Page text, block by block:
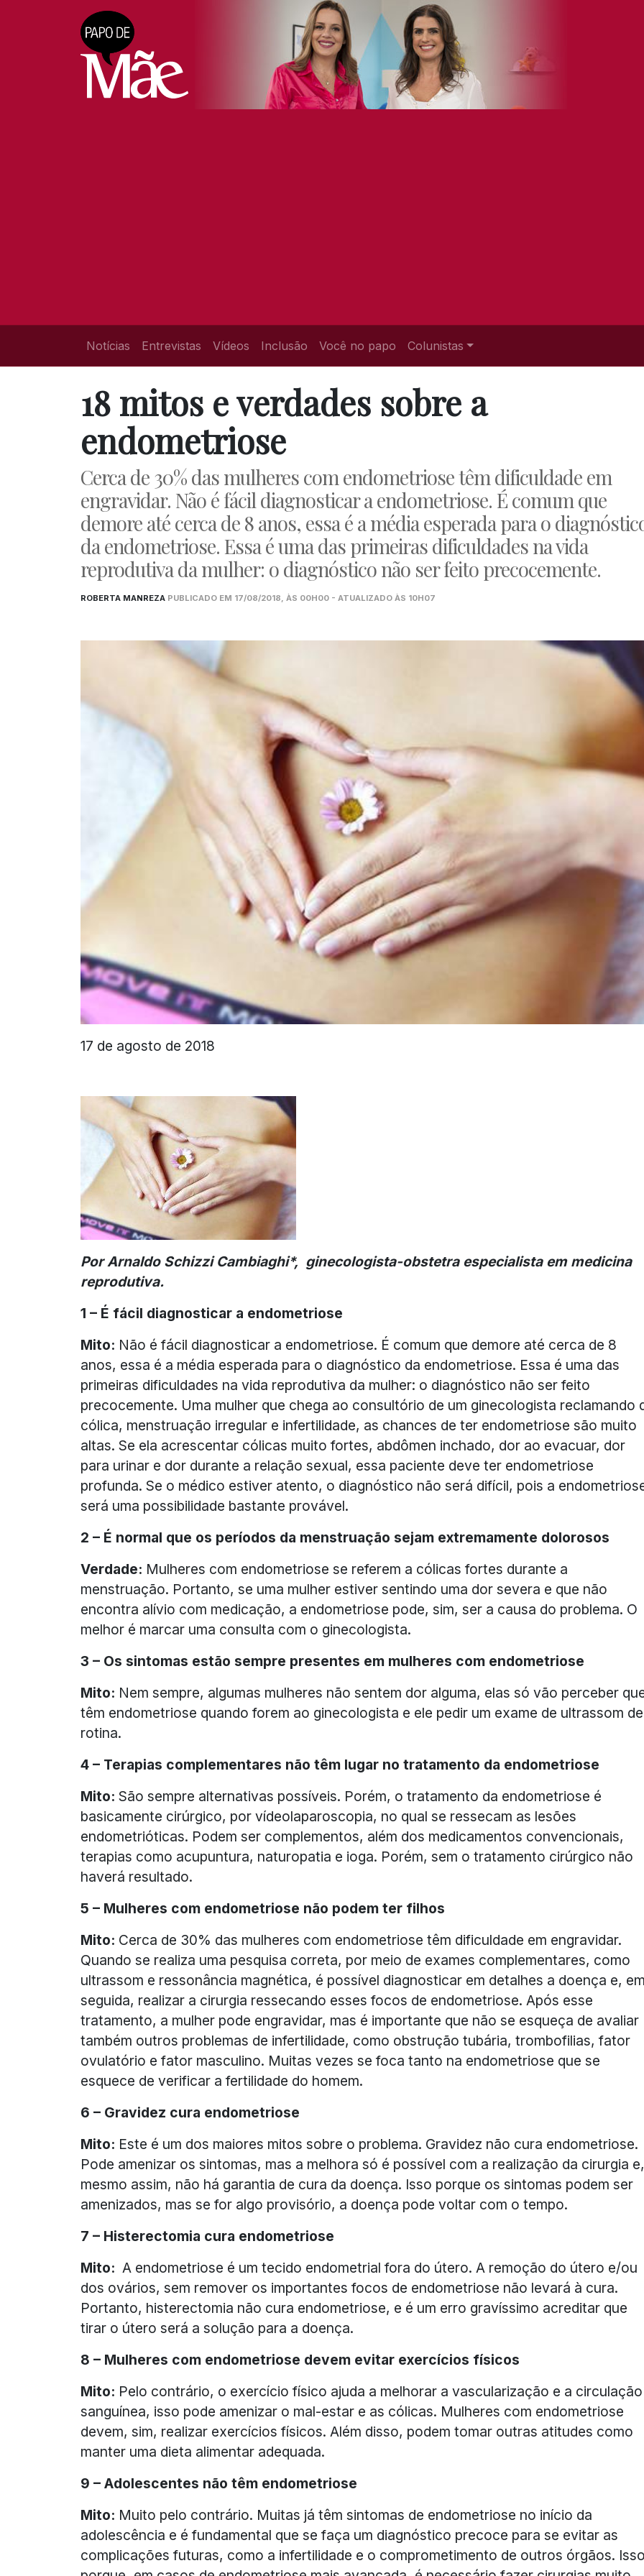
Notícias Entrevistas Vídeos Inclusão Você no papo Colunistas
18 mitos e verdades sobre a
endometriose
Cerca de 30% das mulheres com endometriose têm dificuldade em
engravidar. Não é fácil diagnosticar a endometriose. É comum que
demore até cerca de 8 anos, essa é a média esperada para o
da endometriose. Essa é uma das primeiras dificuldades na vida
reprodutiva da mulher: o diagnóstico não ser feito precocemente.
ROBERTA MANREZA PUBLICADO EM 17/08/2018, ÀS 00H00 - ATUALIZADO ÀS 10H07
17 de agosto de 2018
Por Arnaldo Schizzi Cambiaghi*, ginecologista-obstetra especialista em medicina
reprodutiva.
1 – É fácil diagnosticar a endometriose
Mito: Não é fácil diagnosticar a endometriose. É comum que demore até cerca de 8
anos, essa é a média esperada para o diagnóstico da endometriose. Essa é uma das
primeiras dificuldades na vida reprodutiva da mulher: o diagnóstico não ser feito
precocemente. Uma mulher que chega ao consultório de um ginecologista reclamando
cólica, menstruação irregular e infertilidade, as chances de ter endometriose são muito
altas. Se ela acrescentar cólicas muito fortes, abdômen inchado, dor ao evacuar, dor
para urinar e dor durante a relação sexual, essa paciente deve ter endometriose
profunda. Se o médico estiver atento, o diagnóstico não será difícil, pois a
será uma possibilidade bastante provável.
2 – É normal que os períodos da menstruação sejam extremamente dolorosos
Verdade: Mulheres com endometriose se referem a cólicas fortes durante a
menstruação. Portanto, se uma mulher estiver sentindo uma dor severa e que não
encontra alívio com medicação, a endometriose pode, sim, ser a causa do problema. O
melhor é marcar uma consulta com o ginecologista.
3 – Os sintomas estão sempre presentes em mulheres com endometriose
Mito: Nem sempre, algumas mulheres não sentem dor alguma, elas só vão perceber
têm endometriose quando forem ao ginecologista e ele pedir um exame de ultrassom de
rotina.
4 – Terapias complementares não têm lugar no tratamento da endometriose
Mito: São sempre alternativas possíveis. Porém, o tratamento da endometriose é
basicamente cirúrgico, por vídeolaparoscopia, no qual se ressecam as lesões
endometrióticas. Podem ser complementos, além dos medicamentos convencionais,
terapias como acupuntura, naturopatia e ioga. Porém, sem o tratamento cirúrgico não
haverá resultado.
5 – Mulheres com endometriose não podem ter filhos
Mito: Cerca de 30% das mulheres com endometriose têm dificuldade em engravidar.
Quando se realiza uma pesquisa correta, por meio de exames complementares, como
ultrassom e ressonância magnética, é possível diagnosticar em detalhes a doença e,
seguida, realizar a cirurgia ressecando esses focos de endometriose. Após esse
tratamento, a mulher pode engravidar, mas é importante que não se esqueça de avaliar
também outros problemas de infertilidade, como obstrução tubária, trombofilias, fator
ovulatório e fator masculino. Muitas vezes se foca tanto na endometriose que se
esquece de verificar a fertilidade do homem.
6 – Gravidez cura endometriose
Mito: Este é um dos maiores mitos sobre o problema. Gravidez não cura endometriose.
Pode amenizar os sintomas, mas a melhora só é possível com a realização da cirurgia e,
mesmo assim, não há garantia de cura da doença. Isso porque os sintomas podem ser
amenizados, mas se for algo provisório, a doença pode voltar com o tempo.
7 – Histerectomia cura endometriose
Mito: A endometriose é um tecido endometrial fora do útero. A remoção do útero e/ou
dos ovários, sem remover os importantes focos de endometriose não levará à cura.
Portanto, histerectomia não cura endometriose, e é um erro gravíssimo acreditar que
tirar o útero será a solução para a doença.
8 – Mulheres com endometriose devem evitar exercícios físicos
Mito: Pelo contrário, o exercício físico ajuda a melhorar a vascularização e a circulação
sanguínea, isso pode amenizar o mal-estar e as cólicas. Mulheres com endometriose
devem, sim, realizar exercícios físicos. Além disso, podem tomar outras atitudes como
manter uma dieta alimentar adequada.
9 – Adolescentes não têm endometriose
Mito: Muito pelo contrário. Muitas já têm sintomas de endometriose no início da
adolescência e é fundamental que se faça um diagnóstico precoce para se evitar as
complicações futuras, como a infertilidade e o comprometimento de outros órgãos.